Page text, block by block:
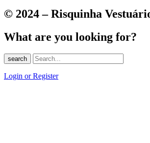
© 2024 – Risquinha
What are you looking for?
search
Login or Register